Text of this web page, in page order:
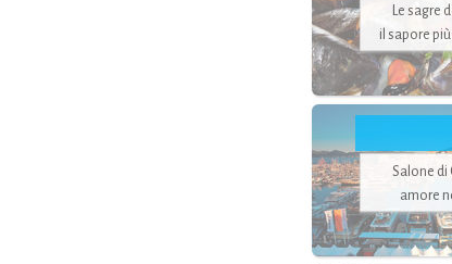
Le sagre
il sapore
Salone di
amore